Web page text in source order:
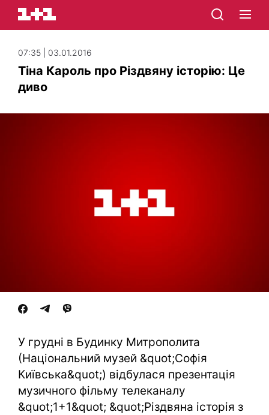
07:35 | 03.01.2016
Тіна Кароль про Різдвяну історію: Це
диво
У грудні в Будинку Митрополита
(Національний музей &quot;Софія
Київська&quot;) відбулася презентація
музичного фільму телеканалу
&quot;1+1&quot; &quot;Різдвяна історія з